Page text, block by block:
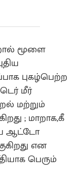
மூளை
புகழ்பெற்ற
மீர்
மற்றும்
; மாறாக,கீ
ஆட்டோ
என
பெரும்